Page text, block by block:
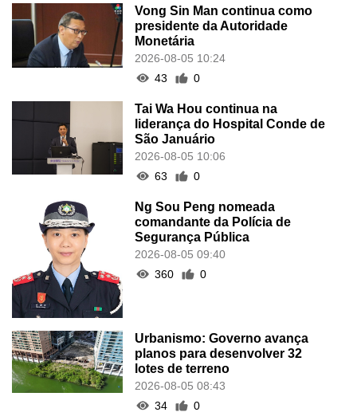
Vong Sin Man continua como
presidente da Autoridade
Monetária
2026-08-05 10:24
43
0
Tai Wa Hou continua na
liderança do Hospital Conde de
São Januário
2026-08-05 10:06
63
0
Ng Sou Peng nomeada
comandante da Polícia de
Segurança Pública
2026-08-05 09:40
360
0
Urbanismo: Governo avança
planos para desenvolver 32
lotes de terreno
2026-08-05 08:43
34
0